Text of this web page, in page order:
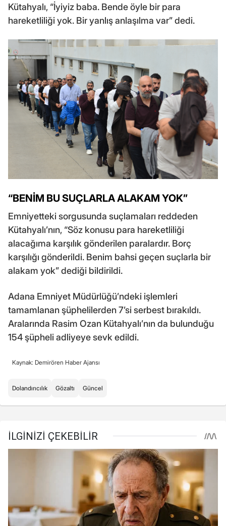
Kütahyalı, “İyiyiz baba. Bende öyle bir para
hareketliliği yok. Bir yanlış anlaşılma var” dedi.
“BENİM BU SUÇLARLA ALAKAM YOK”
Emniyetteki sorgusunda suçlamaları reddeden
Kütahyalı’nın, “Söz konusu para hareketliliği
alacağıma karşılık gönderilen paralardır. Borç
karşılığı gönderildi. Benim bahsi geçen suçlarla bir
alakam yok” dediği bildirildi.
Adana Emniyet Müdürlüğü’ndeki işlemleri
tamamlanan şüphelilerden 7’si serbest bırakıldı.
Aralarında Rasim Ozan Kütahyalı’nın da bulunduğu
154 şüpheli adliyeye sevk edildi.
Kaynak: Demirören Haber Ajansı
Dolandırıcılık Gözaltı Güncel